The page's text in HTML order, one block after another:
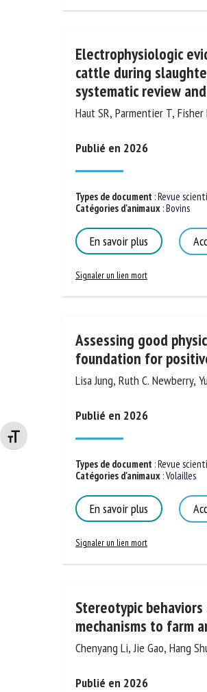
Changer la taille de la police
Electrophysiologic
cattle during
systematic review
Haut SR, Parmentier T, Fisher
Publié en 2026
Types de document :Revue
Catégories d'animaux :Bovins
En savoir plus
Signaler un lien mort
Assessing good
foundation for
Lisa Jung, Ruth C. Newberry,
Publié en 2026
Types de document :Revue
Catégories d'animaux :Volailles
En savoir plus
Signaler un lien mort
Stereotypic
mechanisms to farm
Chenyang Li, Jie Gao, Hang
Publié en 2026